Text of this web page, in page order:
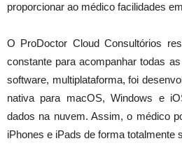
proporcionar ao médico facilidades
O ProDoctor Cloud Consultórios
constante para acompanhar todas
software, multiplataforma, foi
nativa para macOS, Windows e
dados na nuvem. Assim, o médico
iPhones e iPads de forma totalmente